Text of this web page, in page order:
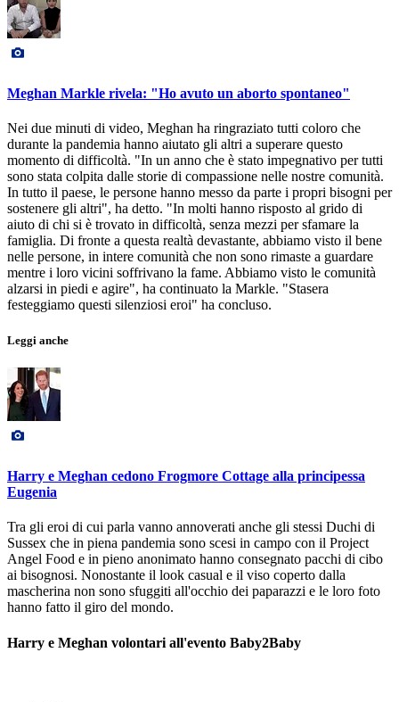
Meghan Markle rivela: "Ho avuto un aborto spontaneo"
Nei due minuti di video, Meghan ha ringraziato tutti coloro che
durante la pandemia hanno aiutato gli altri a superare questo
momento di difficoltà. "In un anno che è stato impegnativo per tutti
sono stata colpita dalle storie di compassione nelle nostre comunità.
In tutto il paese, le persone hanno messo da parte i propri bisogni per
sostenere gli altri", ha detto. "In molti hanno risposto al grido di
aiuto di chi si è trovato in difficoltà, senza mezzi per sfamare la
famiglia. Di fronte a questa realtà devastante, abbiamo visto il bene
nelle persone, in intere comunità che non sono rimaste a guardare
mentre i loro vicini soffrivano la fame. Abbiamo visto le comunità
alzarsi in piedi e agire", ha continuato la Markle. "Stasera
festeggiamo questi silenziosi eroi" ha concluso.
Leggi anche
Harry e Meghan cedono Frogmore Cottage alla principessa
Eugenia
Tra gli eroi di cui parla vanno annoverati anche gli stessi Duchi di
Sussex che in piena pandemia sono scesi in campo con il Project
Angel Food e in pieno anonimato hanno consegnato pacchi di cibo
ai bisognosi. Nonostante il look casual e il viso coperto dalla
mascherina non sono sfuggiti all'occhio dei paparazzi e le loro foto
hanno fatto il giro del mondo.
Harry e Meghan volontari all'evento Baby2Baby